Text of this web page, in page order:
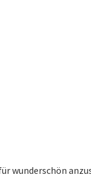
wunderschön